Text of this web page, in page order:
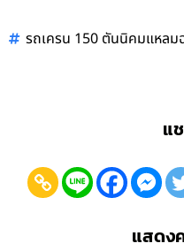
รถเครน 150 ตันนิคมแหล
แ
แสดง